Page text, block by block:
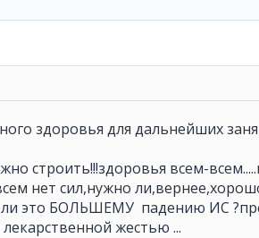
здоровья для дальнейших
строить!!!здоровья всем-
нет сил,нужно
ли это БОЛЬШЕМУ падению ИС
жестью ...